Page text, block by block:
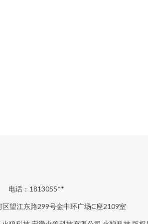
电话：1813055**
望江东路299号金中环广场C座2109室